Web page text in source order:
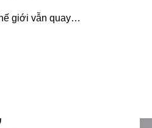
giới vẫn quay…